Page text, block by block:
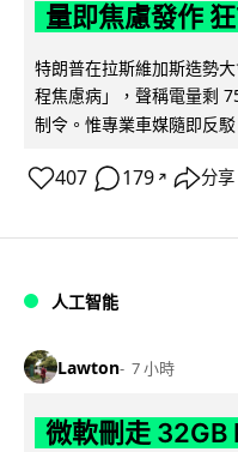
量即焦慮發作
特朗普在拉斯維加斯造勢
程焦慮病」，聲稱電量剩
制令。惟專業車媒隨即反
407 179 ↗ 分享
人工智能
Lawton 7 小時
微軟刪走 32GB